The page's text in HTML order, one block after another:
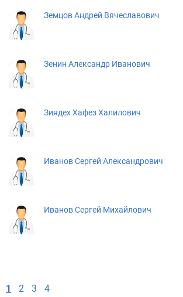
Земцов Андрей Вячеславович
Зенин Александр Иванович
Зиядех Хафез Халилович
Иванов Сергей Александрович
Иванов Сергей Михайлович
1 2 3 4